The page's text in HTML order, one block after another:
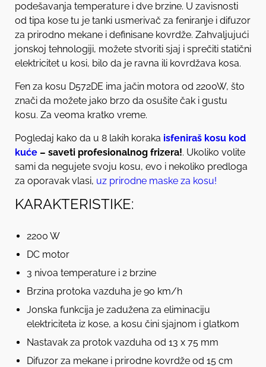
podešavanja temperature i dve brzine. U zavisnosti
od tipa kose tu je tanki usmerivač za feniranje i difuzor
za prirodno mekane i definisane kovrdže. Zahvaljujući
jonskoj tehnologiji, možete stvoriti sjaj i sprečiti statični
elektricitet u kosi, bilo da je ravna ili kovrdžava kosa.
Fen za kosu D572DE ima jačin motora od 2200W, što
znači da možete jako brzo da osušite čak i gustu
kosu. Za veoma kratko vreme.
Pogledaj kako da u 8 lakih koraka isfeniraš kosu kod
kuće – saveti profesionalnog frizera!. Ukoliko volite
sami da negujete svoju kosu, evo i nekoliko predloga
za oporavak vlasi, uz prirodne maske za kosu!
KARAKTERISTIKE:
2200 W
DC motor
3 nivoa temperature i 2 brzine
Brzina protoka vazduha je 90 km/h
Jonska funkcija je zadužena za eliminaciju
elektriciteta iz kose, a kosu čini sjajnom i glatkom
Nastavak za protok vazduha od 13 x 75 mm
Difuzor za mekane i prirodne kovrdže od 15 cm